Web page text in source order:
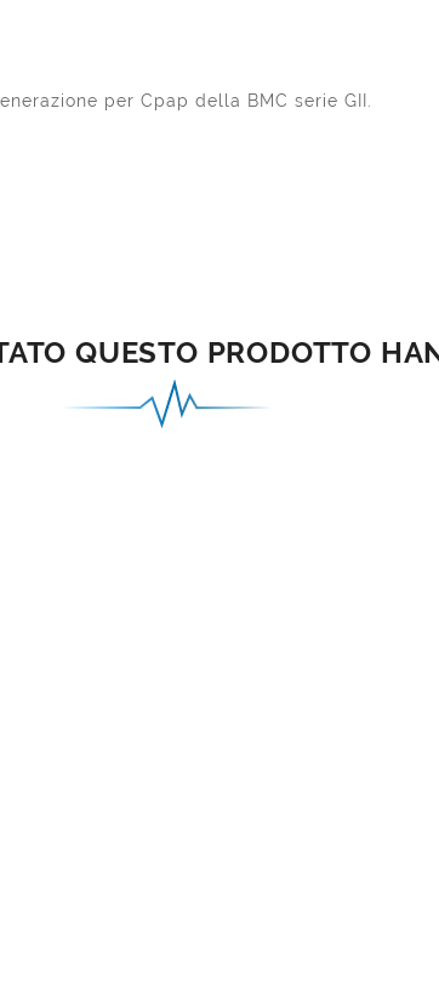
per Cpap della BMC serie GII.
QUESTO PRODOTTO